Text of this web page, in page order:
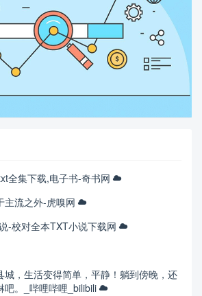
全集下载,电子书-奇书网
主流之外-虎嗅网
-校对全本TXT小说下载网
城，生活变得简单，平静！躺到傍晚，还
吧。_哔哩哔哩_bilibili